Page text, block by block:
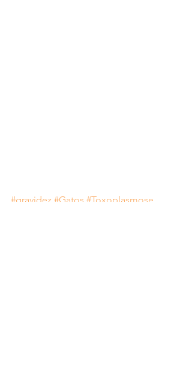
#gravidez #Gatos #Toxoplasmose